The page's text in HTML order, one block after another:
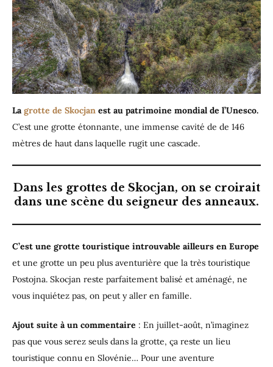
Lagrotte de Skocjan est au patrimoine mondial de l’Unesco.
C’est une grotte étonnante, une immense cavité de de 146
mètres de haut dans laquelle rugit une cascade.
Dans les grottes de Skocjan, on se croirait
dans une scène du seigneur des anneaux.
C’est une grotte touristique introuvable ailleurs en Europe
et une grotte un peu plus aventurière que la très touristique
Postojna. Skocjan reste parfaitement balisé et aménagé, ne
vous inquiétez pas, on peut y aller en famille.
Ajout suite à un commentaire : En juillet-août, n’imaginez
pas que vous serez seuls dans la grotte, ça reste un lieu
touristique connu en Slovénie… Pour une aventure